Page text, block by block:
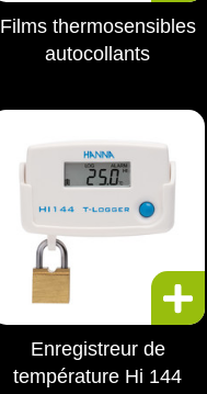
Films thermosensibles
autocollants
Enregistreur de
température Hi 144